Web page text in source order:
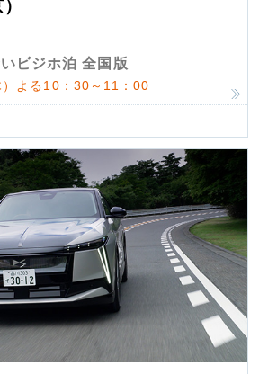
ビジホ泊 全国版
よる10：30～11：00